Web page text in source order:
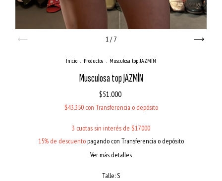
1/7
Inicio . Productos . Musculosa top JAZMÍN
Musculosa top JAZMÍN
$51.000
$43.350 con Transferencia o depósito
3 cuotas sin interés de $17.000
15% de descuentopagando con Transferencia o depósito
Ver más detalles
Talle:S